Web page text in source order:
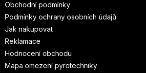
Obchodní podmínky
Podmínky ochrany osobních údajů
Jak nakupovat
Reklamace
Hodnocení obchodu
Mapa omezení pyrotechniky